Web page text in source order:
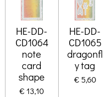
HE-DD-
CD1064
note
card
shape
€ 13,10
HE-DD-
CD1065
dragonfl
y tag
€ 5,60